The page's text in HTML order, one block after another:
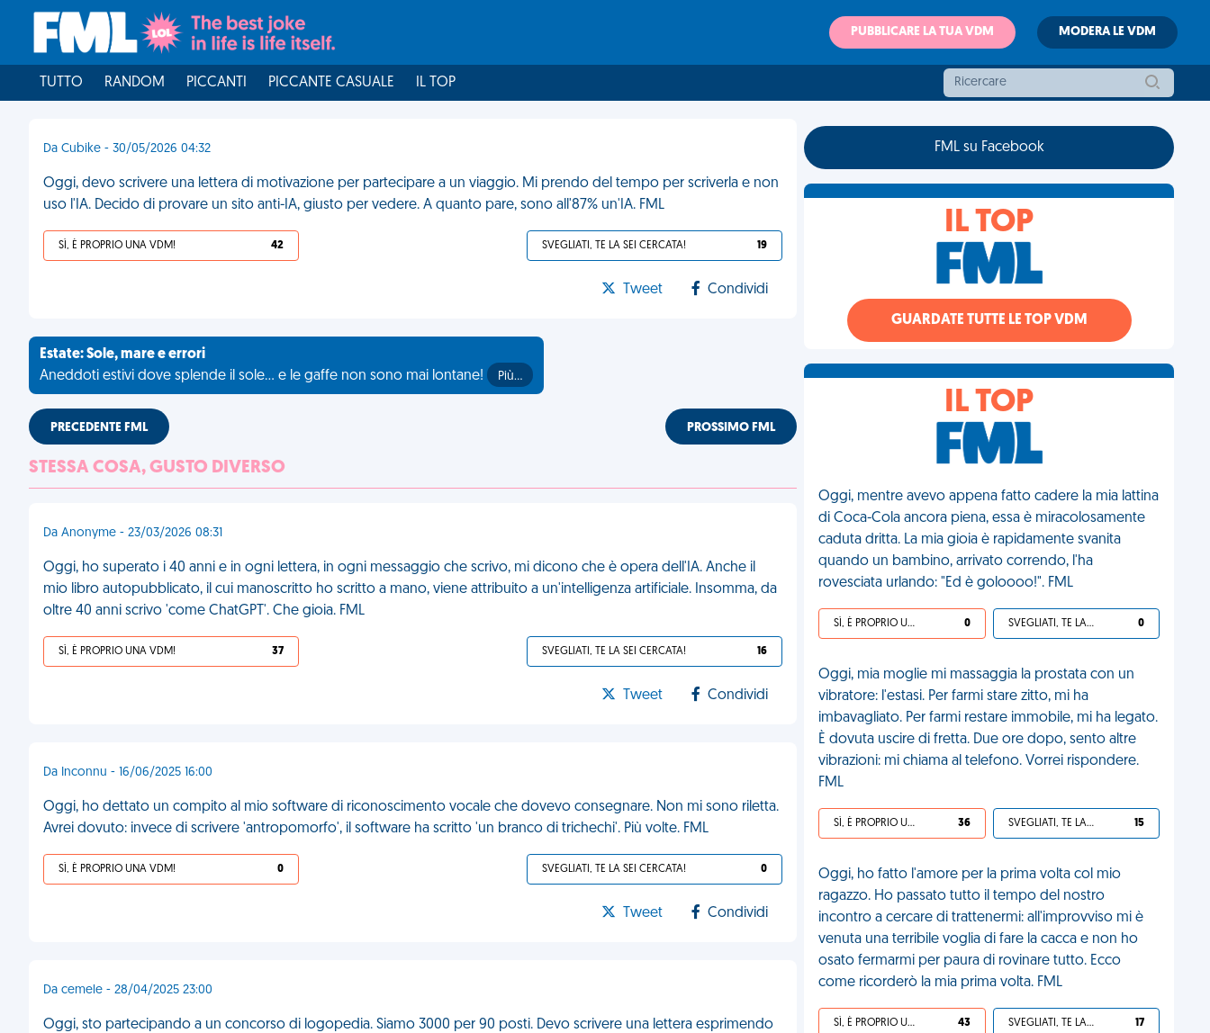
PUBBLICARE LA TUA VDM MODERA LE VDM
TUTTO RANDOM PICCANTI PICCANTE CASUALE IL TOP
Da Cubike - 30/05/2026 04:32
Oggi, devo scrivere una lettera di motivazione per partecipare a un viaggio. Mi prendo del tempo per scriverla e non
uso l'IA. Decido di provare un sito anti-IA, giusto per vedere. A quanto pare, sono all'87% un'IA. FML
SÌ, È PROPRIO UNA VDM! 42 SVEGLIATI, TE LA SEI CERCATA! 19
Tweet Condividi
Estate: Sole, mare e errori
Aneddoti estivi dove splende il sole... e le gaffe non sono mai lontane!
Più…
PRECEDENTE FML PROSSIMO FML
STESSA COSA, GUSTO DIVERSO
Da Anonyme - 23/03/2026 08:31
Oggi, ho superato i 40 anni e in ogni lettera, in ogni messaggio che scrivo, mi dicono che è opera dell'IA. Anche il
mio libro autopubblicato, il cui manoscritto ho scritto a mano, viene attribuito a un'intelligenza artificiale. Insomma, da
oltre 40 anni scrivo 'come ChatGPT'. Che gioia. FML
SÌ, È PROPRIO UNA VDM! 37 SVEGLIATI, TE LA SEI CERCATA! 16
Tweet Condividi
Da Inconnu - 16/06/2025 16:00
Oggi, ho dettato un compito al mio software di riconoscimento vocale che dovevo consegnare. Non mi sono riletta.
Avrei dovuto: invece di scrivere 'antropomorfo', il software ha scritto 'un branco di trichechi'. Più volte. FML
SÌ, È PROPRIO UNA VDM! 0 SVEGLIATI, TE LA SEI CERCATA! 0
Tweet Condividi
Da cemele - 28/04/2025 23:00
Oggi, sto partecipando a un concorso di logopedia. Siamo 3000 per 90 posti. Devo scrivere una lettera esprimendo
FML su Facebook
IL TOP
GUARDATE TUTTE LE TOP VDM
IL TOP
Oggi, mentre avevo appena fatto cadere la mia lattina
di Coca-Cola ancora piena, essa è miracolosamente
caduta dritta. La mia gioia è rapidamente svanita
quando un bambino, arrivato correndo, l'ha
rovesciata urlando: "Ed è goloooo!". FML
SÌ, È PROPRIO UNA VDM! 0 SVEGLIATI, TE LA SEI CERCATA! 0
Oggi, mia moglie mi massaggia la prostata con un
vibratore: l'estasi. Per farmi stare zitto, mi ha
imbavagliato. Per farmi restare immobile, mi ha legato.
È dovuta uscire di fretta. Due ore dopo, sento altre
vibrazioni: mi chiama al telefono. Vorrei rispondere.
FML
SÌ, È PROPRIO UNA VDM! 36 SVEGLIATI, TE LA SEI CERCATA! 15
Oggi, ho fatto l'amore per la prima volta col mio
ragazzo. Ho passato tutto il tempo del nostro
incontro a cercare di trattenermi: all'improvviso mi è
venuta una terribile voglia di fare la cacca e non ho
osato fermarmi per paura di rovinare tutto. Ecco
come ricorderò la mia prima volta. FML
SÌ, È PROPRIO UNA VDM! 43 SVEGLIATI, TE LA SEI CERCATA! 17